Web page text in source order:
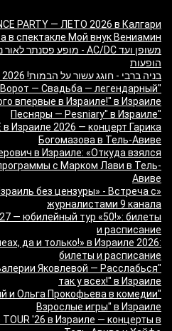
PARTY — ЛЕТО 2026 в Калгари
в спектакле Мой внук Вениамин
הופעות
בניה ברבי - חוגג עשור על הבמות! 2026 - כרטיסים ולוח הופעות
Ворот — Свадьба — легендарный
впервые в Израиле!" в Израиле
"Песняры — Pesniary" в Израиле
Израиле 2026 — концерт Гарика
Богомазова в Тель-Авиве
в Израиле: «Откуда взялся
с Марком Лави в Тель-
Авиве
без цензуры» - Встреча с
журналистами 9 канала
— юбилейный тур «50!»: билеты
и расписание
да и только!» в Израиле 2026:
билеты и расписание
Яковлевой — Расслабься
так у всех!" в Израиле
и Ольга Прокофьева в комедии
Взрослые игры" в Израиле
TOUR '26 в Израиле — концерты в